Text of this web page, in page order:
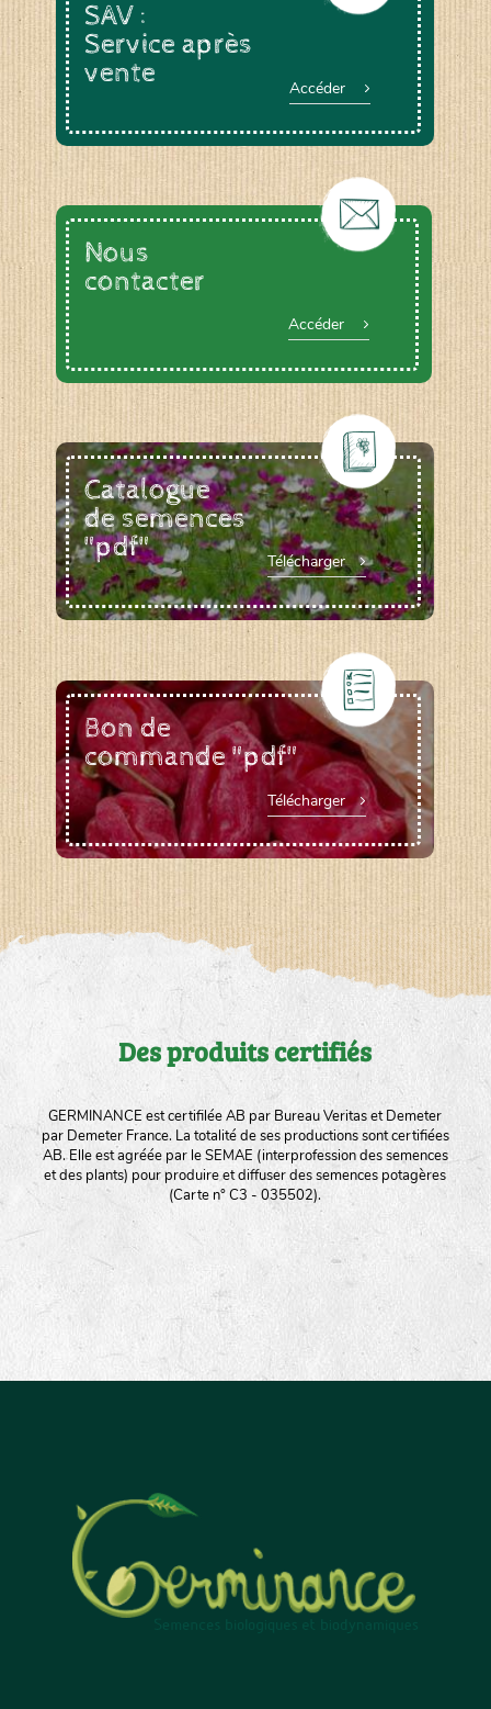
SAV :
Service après
vente
Accéder
Nous
contacter
Accéder
Catalogue
de semences
"pdf"
Télécharger
Bon de
commande "pdf"
Télécharger
Des produits certifiés
GERMINANCE est certifilée AB par Bureau Veritas et Demeter
par Demeter France. La totalité de ses productions sont certifiées
AB. Elle est agréée par le SEMAE (interprofession des semences
et des plants) pour produire et diffuser des semences potagères
(Carte n° C3 - 035502).